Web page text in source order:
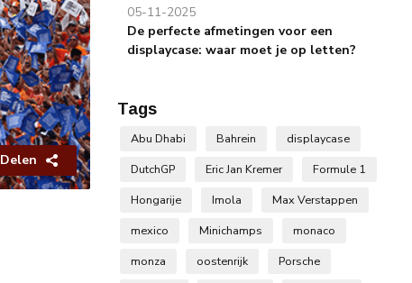
Delen
05-11-2025
De perfecte afmetingen voor een
displaycase: waar moet je op letten?
Tags
Abu Dhabi Bahrein
displaycase
DutchGP
Eric Jan Kremer
Formule 1
Hongarije
Imola
Max Verstappen
mexico
Minichamps
monaco
monza
oostenrijk
Porsche